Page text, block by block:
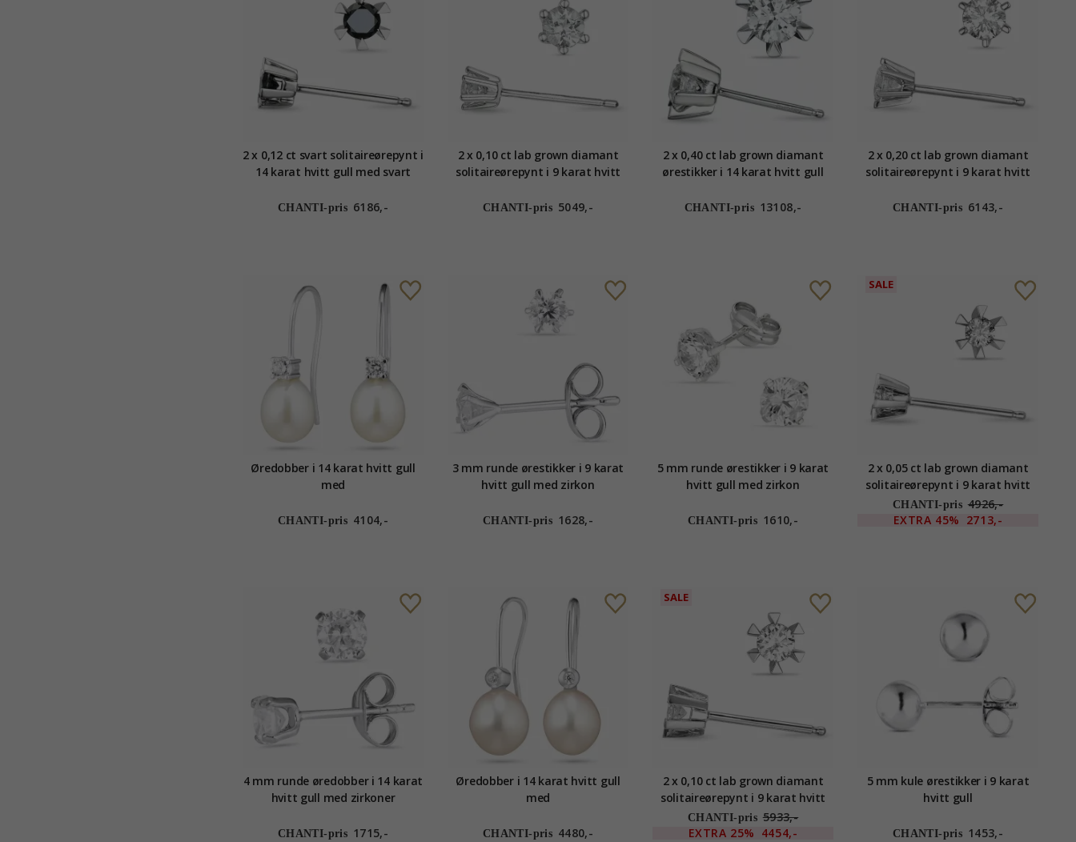
2 x 0,12 ct svart solitaireørepynt i
14 karat hvitt gull med svart
CHANTI-pris 6186,-
2 x 0,10 ct lab grown diamant
solitaireørepynt i 9 karat hvitt
CHANTI-pris 5049,-
2 x 0,40 ct lab grown diamant
ørestikker i 14 karat hvitt gull
CHANTI-pris 13108,-
2 x 0,20 ct lab grown diamant
solitaireørepynt i 9 karat hvitt
CHANTI-pris 6143,-
Øredobber i 14 karat hvitt gull
med
CHANTI-pris 4104,-
3 mm runde ørestikker i 9 karat
hvitt gull med zirkon
CHANTI-pris 1628,-
5 mm runde ørestikker i 9 karat
hvitt gull med zirkon
CHANTI-pris 1610,-
SALE
2 x 0,05 ct lab grown diamant
solitaireørepynt i 9 karat hvitt
gull med lab grown diamant
CHANTI-pris 4926,-
EXTRA 45% 2713,-
4 mm runde øredobber i 14 karat
hvitt gull med zirkoner
CHANTI-pris 1715,-
Øredobber i 14 karat hvitt gull
med
CHANTI-pris 4480,-
SALE
2 x 0,10 ct lab grown diamant
solitaireørepynt i 9 karat hvitt
gull med lab grown diamant
CHANTI-pris 5933,-
EXTRA 25% 4454,-
5 mm kule ørestikker i 9 karat
hvitt gull
CHANTI-pris 1453,-